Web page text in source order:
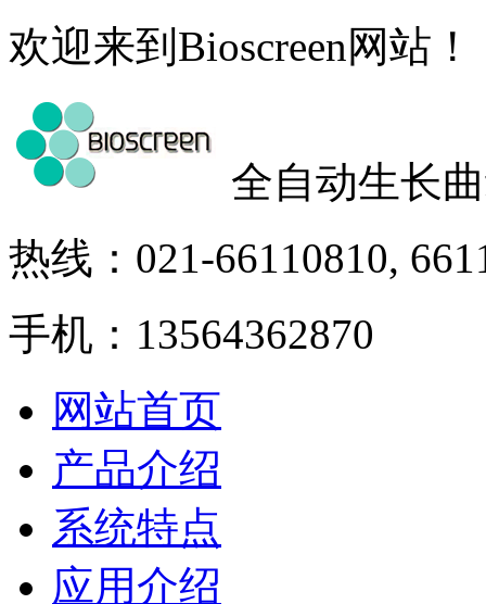
欢迎来到Bioscreen网站！
全自动生长
热线：021-66110810,
手机：13564362870
网站首页
产品介绍
系统特点
应用介绍